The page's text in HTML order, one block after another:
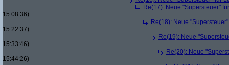
Re(17): Neue "Supersteuer"
15:08:36)
Re(18): Neue
15:22:37)
Re(19): Neue
15:33:46)
Re(20): Neue
15:44:26)